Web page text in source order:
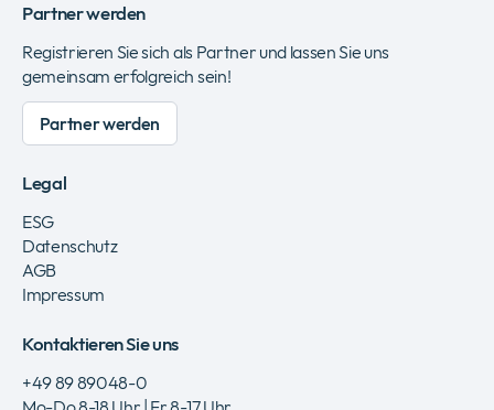
Partner werden
Registrieren Sie sich als Partner und lassen Sie uns
gemeinsam erfolgreich sein!
Partner werden
Legal
ESG
Datenschutz
AGB
Impressum
Kontaktieren Sie uns
+49 89 89048-0